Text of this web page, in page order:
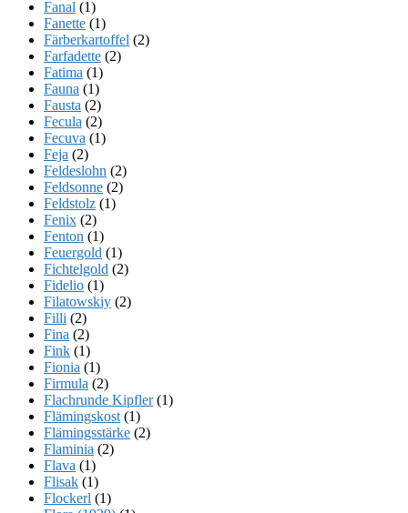
Fanal (1)
Fanette (1)
Färberkartoffel (2)
Farfadette (2)
Fatima (1)
Fauna (1)
Fausta (2)
Fecula (2)
Fecuva (1)
Feja (2)
Feldeslohn (2)
Feldsonne (2)
Feldstolz (1)
Fenix (2)
Fenton (1)
Feuergold (1)
Fichtelgold (2)
Fidelio (1)
Filatowskiy (2)
Filli (2)
Fina (2)
Fink (1)
Fionia (1)
Firmula (2)
Flachrunde Kipfler(1)
Flämingskost (1)
Flämingsstärke (2)
Flaminia (2)
Flava (1)
Flisak (1)
Flockerl (1)